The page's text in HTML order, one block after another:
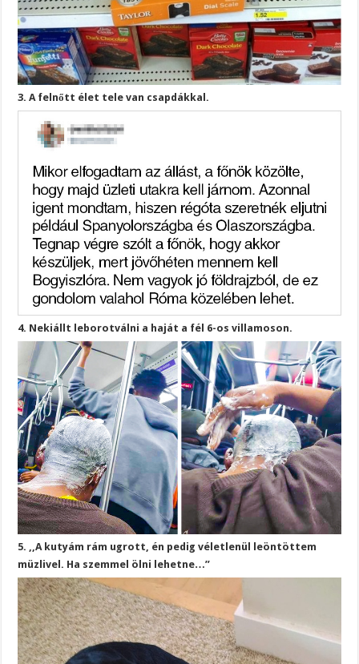
3. A felnőtt élet tele van csapdákkal.
4. Nekiállt leborotválni a haját a fél 6-os villamoson.
5. ,,A kutyám rám ugrott, én pedig véletlenül leöntöttem
müzlivel. Ha szemmel ölni lehetne…”